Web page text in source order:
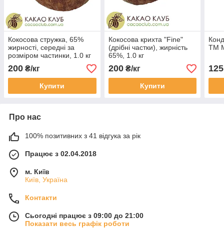
Кокосова стружка, 65%
жирності, середні за
розміром частинки, 1.0 кг
200 ₴/кг
Купити
Кокосова крихта "Fine"
(дрібні частки), жирність
65%, 1.0 кг
200₴/кг
Купити
ТМ
125
Про нас
100% позитивних з 41 відгука за рік
Працює з 02.04.2018
м. Київ
Київ, Україна
Контакти
Сьогодні працює з 09:00 до 21:00
Показати весь графік роботи